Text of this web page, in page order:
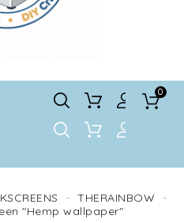
0
THERAINBOW
"Hemp wallpaper"